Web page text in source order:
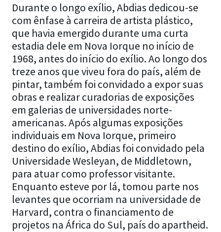
Durante o longo exílio, Abdias dedicou-se
com ênfase à carreira de artista plástico,
que havia emergido durante uma curta
estadia dele em Nova Iorque no início de
1968, antes do início do exílio. Ao longo dos
treze anos que viveu fora do país, além de
pintar, também foi convidado a expor suas
obras e realizar curadorias de exposições
em galerias de universidades norte-
americanas. Após algumas exposições
individuais em Nova Iorque, primeiro
destino do exílio, Abdias foi convidado pela
Universidade Wesleyan, de Middletown,
para atuar como professor visitante.
Enquanto esteve por lá, tomou parte nos
levantes que ocorriam na universidade de
Harvard, contra o financiamento de
projetos na África do Sul, país do apartheid.